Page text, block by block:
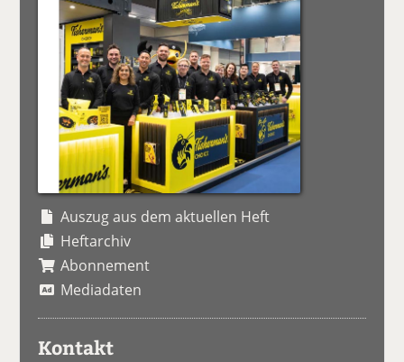
Auszug aus dem aktuellen Heft
Heftarchiv
Abonnement
Mediadaten
Kontakt